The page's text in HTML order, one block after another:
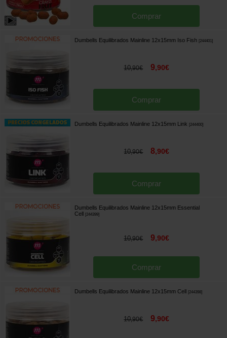
Comprar
Dumbells Equilibrados Mainline 12x15mm Iso Fish [244401]
10,90€ 9,90€
Comprar
Dumbells Equilibrados Mainline 12x15mm Link [244400]
10,90€ 8,90€
Comprar
Dumbells Equilibrados Mainline 12x15mm Essential
Cell [244399]
10,90€ 9,90€
Comprar
Dumbells Equilibrados Mainline 12x15mm Cell [244398]
10,90€ 9,90€